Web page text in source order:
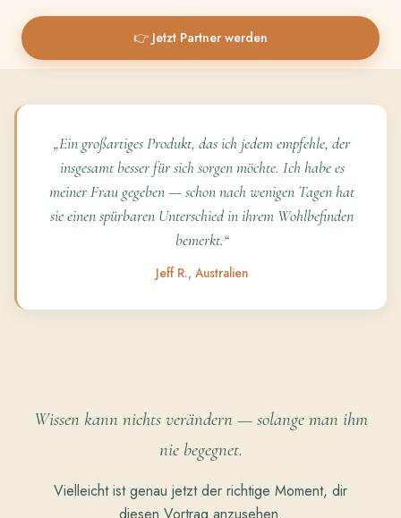
👉 Jetzt Partner werden
„Ein großartiges Produkt, das ich jedem empfehle, der
insgesamt besser für sich sorgen möchte. Ich habe es
meiner Frau gegeben — schon nach wenigen Tagen hat
sie einen spürbaren Unterschied in ihrem Wohlbefinden
bemerkt.“
Jeff R., Australien
Wissen kann nichts verändern — solange man ihm
nie begegnet.
Vielleicht ist genau jetzt der richtige Moment, dir